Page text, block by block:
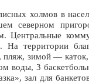
холмов в
северном
На территории
пляж, зимой — каток,
воды, 3
зал для